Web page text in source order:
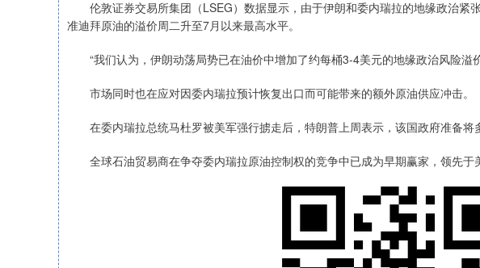
伦敦证券交易所集团（LSEG）数据显示，由于伊朗和委内瑞拉的地缘政治紧
准迪拜原油的溢价周二升至7月以来最高水平。
“我们认为，伊朗动荡局势已在油价中增加了约每桶3-4美元的地缘政治风险溢
市场同时也在应对因委内瑞拉预计恢复出口而可能带来的额外原油供应冲击。
在委内瑞拉总统马杜罗被美军强行掳走后，特朗普上周表示，该国政府准备将
全球石油贸易商在争夺委内瑞拉原油控制权的竞争中已成为早期赢家，领先于